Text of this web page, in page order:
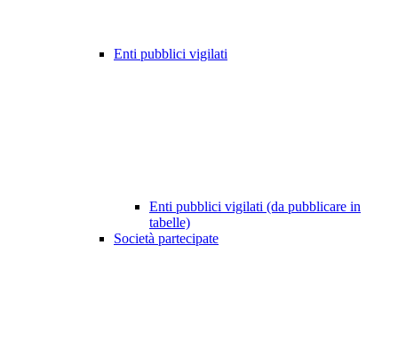
Enti pubblici vigilati
Enti pubblici vigilati (da pubblicare in
tabelle)
Società partecipate